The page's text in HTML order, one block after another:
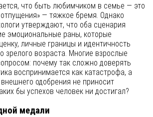
что быть любимчиком в семье — это
— тяжкое бремя. Однако
утверждают, что оба сценария
эмоциональные раны, которые
личные границы и идентичность
зрелого возраста. Многие взрослые
почему так сложно доверять
воспринимается как катастрофа, а
одобрения не приносит
бы успехов человек ни достигал?
медали